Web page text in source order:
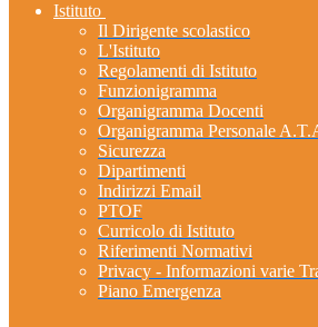
Istituto
Il Dirigente scolastico
L'Istituto
Regolamenti di Istituto
Funzionigramma
Organigramma Docenti
Organigramma Personale
Sicurezza
Dipartimenti
Indirizzi Email
PTOF
Curricolo di Istituto
Riferimenti Normativi
Privacy - Informazioni varie
Piano Emergenza